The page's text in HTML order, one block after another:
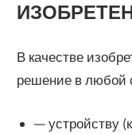
В качестве
решение в любой
— устройству